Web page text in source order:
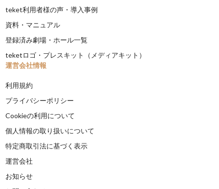
teket利用者様の声・導入事例
資料・マニュアル
登録済み劇場・ホール一覧
teketロゴ・プレスキット（メディアキット）
運営会社情報
利用規約
プライバシーポリシー
Cookieの利用について
個人情報の取り扱いについて
特定商取引法に基づく表示
運営会社
お知らせ